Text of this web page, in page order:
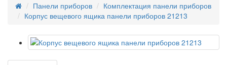
Панели приборов
Комплектация панели приборов
Корпус вещевого ящика панели приборов 21213